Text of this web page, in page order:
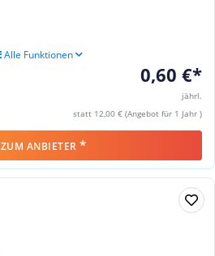
Alle Funktionen
0,60 €*
jährl.
statt 12,00 € (Angebot für 1 Jahr )
ZUM ANBIETER *